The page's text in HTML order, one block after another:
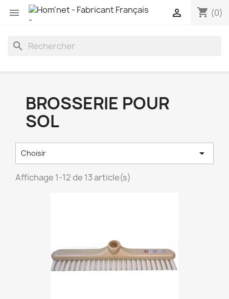
 shopping_cart (0)

search
BROSSERIE POUR
SOL
Choisir 
Affichage 1-12 de 13 article(s)